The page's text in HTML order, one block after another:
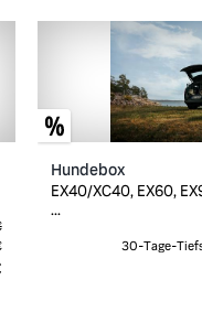
Hundebox
EX40/XC40, EX60,
...
30-Tage-